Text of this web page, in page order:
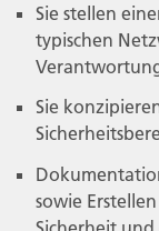
Sie stellen
typischen
Sie
sowie